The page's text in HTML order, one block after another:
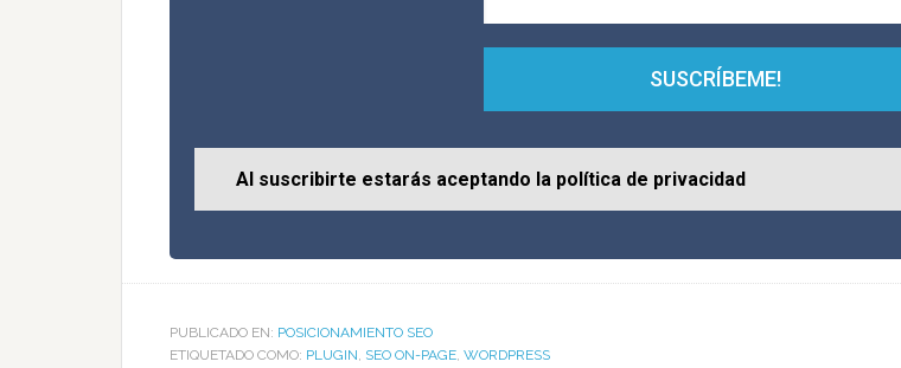
SUSCRÍBEME!
Al suscribirte estarás aceptando la política de privacidad
PUBLICADO EN: POSICIONAMIENTO SEO
ETIQUETADO COMO: PLUGIN, SEO ON-PAGE, WORDPRESS